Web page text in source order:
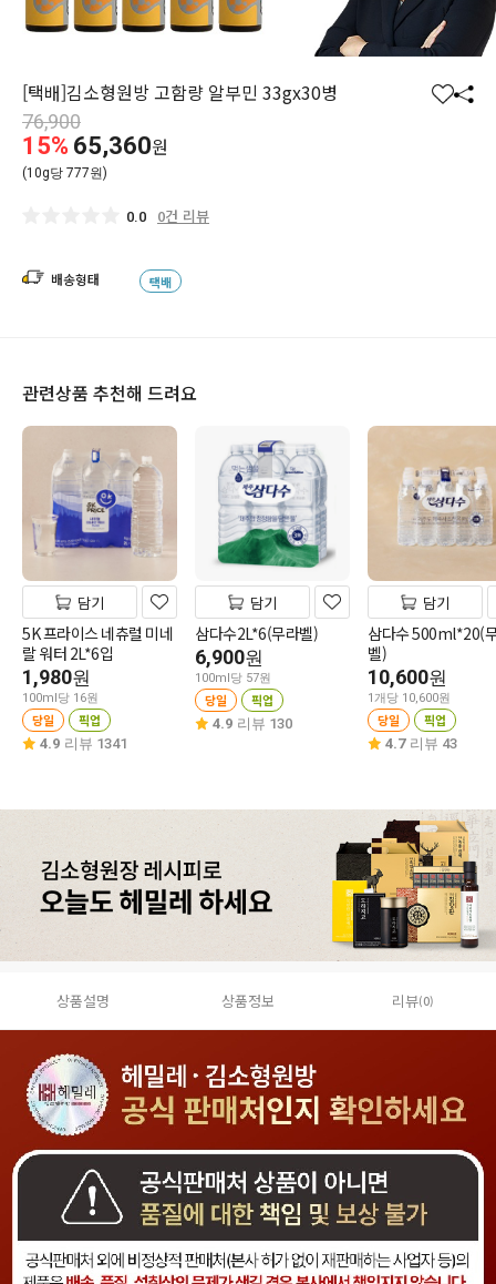
[택배]김소형원방 고함량 알부민 33gx30병
찜 공
76,900
15% 65,360원
(10g당 777원)
0.0 0건 리뷰
배송형태 택배
관련상품 추천해 드려요
담기
5K 프라이스 네츄럴 미네
랄 워터 2L*6입
1,980원
100ml당 16원
당일 픽업
4.9 리뷰 1341
담기
삼다수2L*6(무라벨)
6,900원
100ml당 57원
당일 픽업
4.9 리뷰 130
담기
삼다수 500ml*20(
벨)
10,600원
1개당 10,600원
당일 픽업
4.7 리뷰 43
상품설명 상품정보 리뷰(0)